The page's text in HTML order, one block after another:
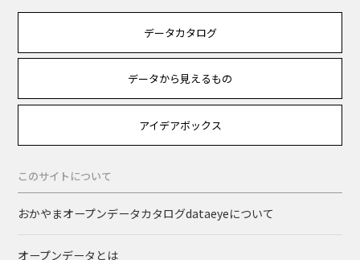
データカタログ
データから見えるもの
アイデアボックス
このサイトについて
おかやまオープンデータカタログdataeyeについて
オープンデータとは